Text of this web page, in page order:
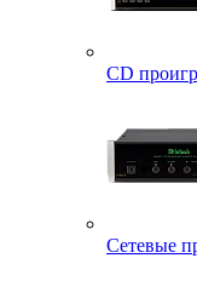
CD
Сетевые